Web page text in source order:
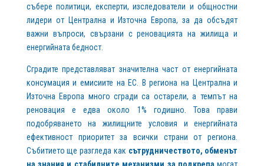
събере политици, експерти, изследователи и общностни
лидери от Централна и Източна Европа, за да обсъдят
важни въпроси, свързани с реновацията на жилища и
енергийната бедност.
Сградите представляват значителна част от енергийната
консумация и емисиите на ЕС. В региона на Централна и
Източна Европа много сгради са остарели, а темпът на
реновация е едва около 1% годишно. Това прави
подобряването на жилищните условия и енергийната
ефективност приоритет за всички страни от региона.
Събитието ще разгледа как сътрудничеството, обменът
на знания и стабилните механизми за подкрепа могат